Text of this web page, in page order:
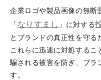
企業ロゴや製品画像の無断
「 なりすまし 」に対する
とブランドの真正性を守る
これらに迅速に対処するこ
騙される被害を防ぎ、ブラ
す。